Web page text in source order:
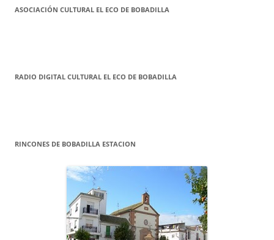
ASOCIACIÓN CULTURAL EL ECO DE BOBADILLA
RADIO DIGITAL CULTURAL EL ECO DE BOBADILLA
RINCONES DE BOBADILLA ESTACION